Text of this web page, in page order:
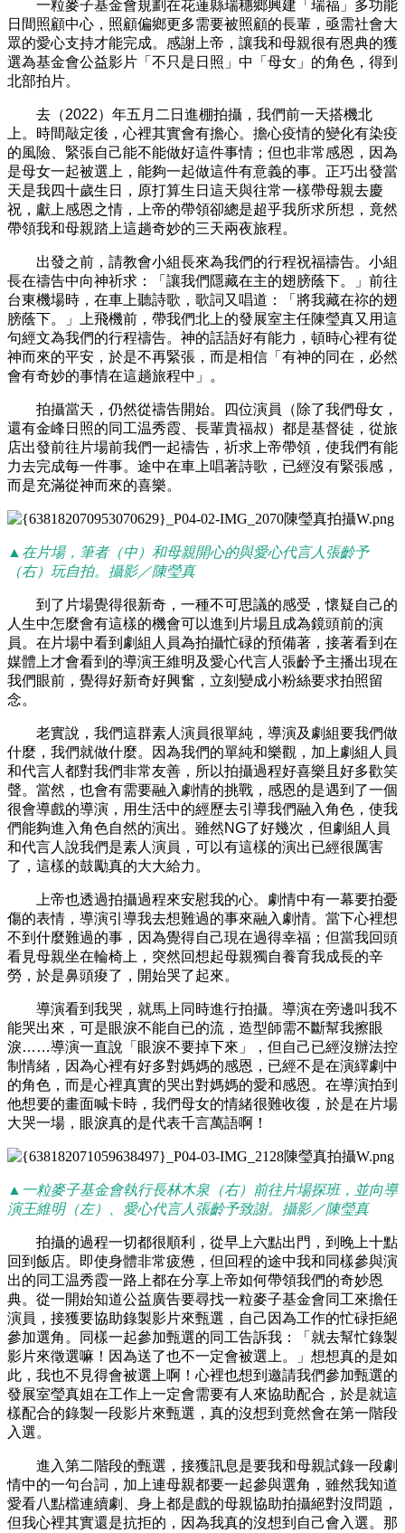
一粒麥子基金會規劃在花蓮縣瑞穗鄉興建「瑞福」多功能
日間照顧中心，照顧偏鄉更多需要被照顧的長輩，亟需社會大
眾的愛心支持才能完成。感謝上帝，讓我和母親很有恩典的獲
選為基金會公益影片「不只是日照」中「母女」的角色，得到
北部拍片。
去（2022）年五月二日進棚拍攝，我們前一天搭機北
上。時間敲定後，心裡其實會有擔心。擔心疫情的變化有染疫
的風險、緊張自己能不能做好這件事情；但也非常感恩，因為
是母女一起被選上，能夠一起做這件有意義的事。正巧出發當
天是我四十歲生日，原打算生日這天與往常一樣帶母親去慶
祝，獻上感恩之情，上帝的帶領卻總是超乎我所求所想，竟然
帶領我和母親踏上這趟奇妙的三天兩夜旅程。
出發之前，請教會小組長來為我們的行程祝福禱告。小組
長在禱告中向神祈求：「讓我們隱藏在主的翅膀蔭下。」前往
台東機場時，在車上聽詩歌，歌詞又唱道：「將我藏在祢的翅
膀蔭下。」上飛機前，帶我們北上的發展室主任陳瑩真又用這
句經文為我們的行程禱告。神的話語好有能力，頓時心裡有從
神而來的平安，於是不再緊張，而是相信「有神的同在，必然
會有奇妙的事情在這趟旅程中」。
拍攝當天，仍然從禱告開始。四位演員（除了我們母女，
還有金峰日照的同工温秀霞、長輩貴福叔）都是基督徒，從旅
店出發前往片場前我們一起禱告，祈求上帝帶領，使我們有能
力去完成每一件事。途中在車上唱著詩歌，已經沒有緊張感，
而是充滿從神而來的喜樂。
▲ 在片場，筆者（中）和母親開心的與愛心代言人張齡予
（右）玩自拍。攝影／陳瑩真
到了片場覺得很新奇，一種不可思議的感受，懷疑自己的
人生中怎麼會有這樣的機會可以進到片場且成為鏡頭前的演
員。在片場中看到劇組人員為拍攝忙碌的預備著，接著看到在
媒體上才會看到的導演王維明及愛心代言人張齡予主播出現在
我們眼前，覺得好新奇好興奮，立刻變成小粉絲要求拍照留
念。
老實說，我們這群素人演員很單純，導演及劇組要我們做
什麼，我們就做什麼。因為我們的單純和樂觀，加上劇組人員
和代言人都對我們非常友善，所以拍攝過程好喜樂且好多歡笑
聲。當然，也會有需要融入劇情的挑戰，感恩的是遇到了一個
很會導戲的導演，用生活中的經歷去引導我們融入角色，使我
們能夠進入角色自然的演出。雖然NG了好幾次，但劇組人員
和代言人說我們是素人演員，可以有這樣的演出已經很厲害
了，這樣的鼓勵真的大大給力。
上帝也透過拍攝過程來安慰我的心。劇情中有一幕要拍憂
傷的表情，導演引導我去想難過的事來融入劇情。當下心裡想
不到什麼難過的事，因為覺得自己現在過得幸福；但當我回頭
看見母親坐在輪椅上，突然回想起母親獨自養育我成長的辛
勞，於是鼻頭痠了，開始哭了起來。
導演看到我哭，就馬上同時進行拍攝。導演在旁邊叫我不
能哭出來，可是眼淚不能自已的流，造型師需不斷幫我擦眼
淚……導演一直說「眼淚不要掉下來」，但自己已經沒辦法控
制情緒，因為心裡有好多對媽媽的感恩，已經不是在演繹劇中
的角色，而是心裡真實的哭出對媽媽的愛和感恩。在導演拍到
他想要的畫面喊卡時，我們母女的情緒很難收復，於是在片場
大哭一場，眼淚真的是代表千言萬語啊！
▲ 一粒麥子基金會執行長林木泉（右）前往片場探班，並向導
演王維明（左）、愛心代言人張齡予致謝。攝影／陳瑩真
拍攝的過程一切都很順利，從早上六點出門，到晚上十點
回到飯店。即使身體非常疲憊，但回程的途中我和同樣參與演
出的同工温秀霞一路上都在分享上帝如何帶領我們的奇妙恩
典。從一開始知道公益廣告要尋找一粒麥子基金會同工來擔任
演員，接獲要協助錄製影片來甄選，自己因為工作的忙碌拒絕
參加選角。同樣一起參加甄選的同工告訴我：「就去幫忙錄製
影片來徵選嘛！因為送了也不一定會被選上。」想想真的是如
此，我也不見得會被選上啊！心裡也想到邀請我們參加甄選的
發展室瑩真姐在工作上一定會需要有人來協助配合，於是就這
樣配合的錄製一段影片來甄選，真的沒想到竟然會在第一階段
入選。
進入第二階段的甄選，接獲訊息是要我和母親試錄一段劇
情中的一句台詞，加上連母親都要一起參與選角，雖然我知道
愛看八點檔連續劇、身上都是戲的母親協助拍攝絕對沒問題，
但我心裡其實還是抗拒的，因為我真的沒想到自己會入選。那